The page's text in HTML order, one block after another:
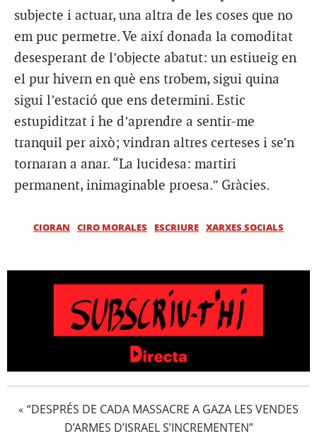
subjecte i actuar, una altra de les coses que no
em puc permetre. Ve així donada la comoditat
desesperant de l’objecte abatut: un estiueig en
el pur hivern en què ens trobem, sigui quina
sigui l’estació que ens determini. Estic
estupiditzat i he d’aprendre a sentir-me
tranquil per això; vindran altres certeses i se’n
tornaran a anar. “La lucidesa: martiri
permanent, inimaginable proesa.” Gràcies.
CIORAN CIRO MORALES ESCRIURE XARXES SOCIALS
« “DESPRÉS DE CADA MASSACRE A GAZA LES VENDES
D’ARMES D’ISRAEL S’INCREMENTEN”